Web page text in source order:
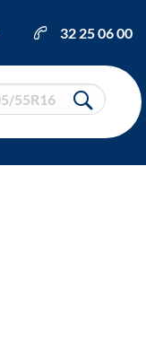
32 25 06 00